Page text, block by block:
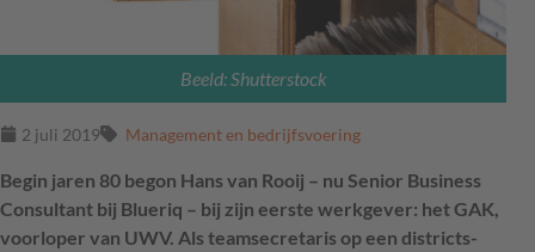
Beeld: Shutterstock
2 juli 2019 Management en bedrijfsvoering
Begin jaren 80 begon Hans van Rooij – nu Senior Business
Consultant bij Blueriq – bij zijn eerste werkgever: het GAK,
voorloper van UWV. Als teamsecretaris op een districts-